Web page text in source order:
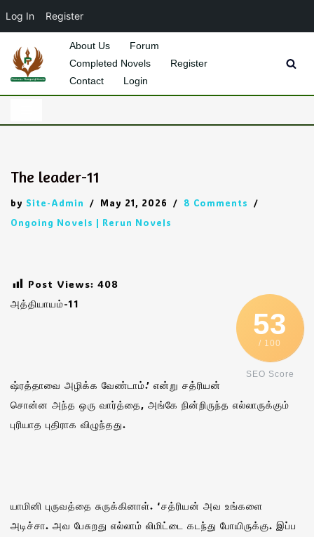
Log In Register
Skip
About Us
Forum
Completed Novels
Register
Contact
Login
The leader-11
by Site-Admin May 21, 2026
8 Comments
Ongoing Novels | Rerun Novels
Post Views: 408
53
/ 100
SEO Score
அத்தியாயம்-11
ஷ்ரத்தாவை அழிக்க வேண்டாம்.’ என்று சத்ரியன்
சொன்ன அந்த ஒரு வார்த்தை, அங்கே நின்றிருந்த எல்லாருக்கும்
புரியாத புதிராக விழுந்தது.
யாமினி புருவத்தை சுருக்கினாள். ‘சத்ரியன் அவ உங்களை
அடிச்சா. அவ பேசுறது எல்லாம் லிமிட்டை கடந்து போயிருக்கு. இப்ப